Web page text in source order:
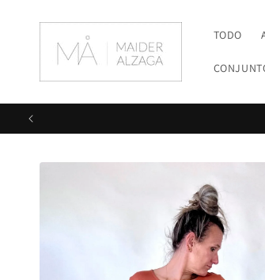
TODO